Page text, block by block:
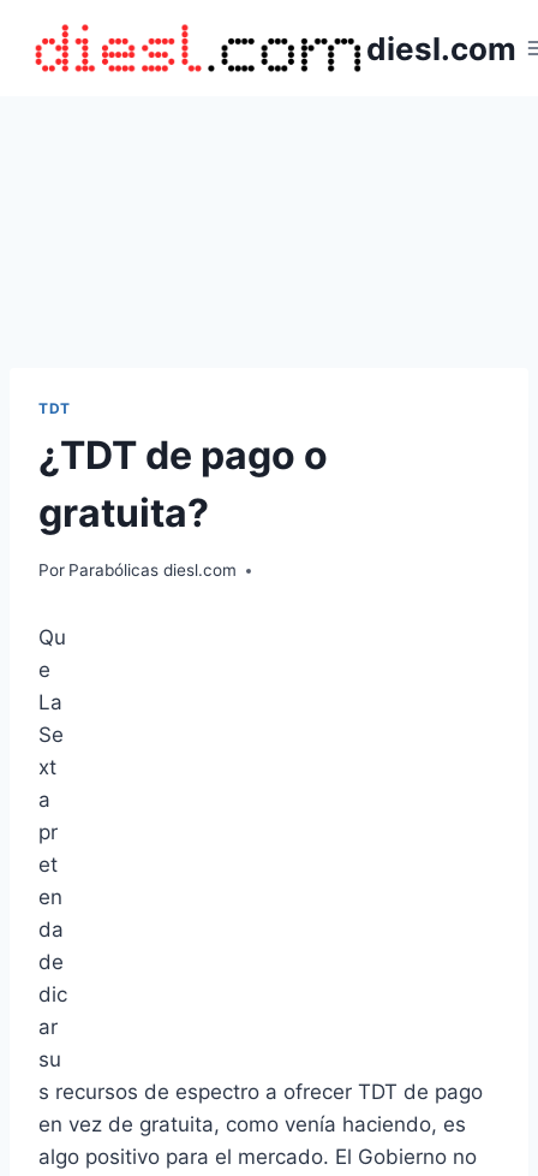
contenido
diesl.com
TDT
¿TDT de pago o
gratuita?
Por Parabólicas diesl.com
Qu
e
La
Se
xt
a
pr
et
en
da
de
dic
ar
su
s recursos de espectro a ofrecer TDT de pago
en vez de gratuita, como venía haciendo, es
algo positivo para el mercado. El Gobierno no